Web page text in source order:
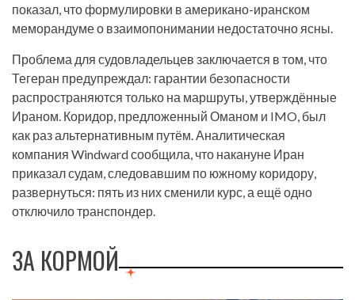
показал, что формулировки в американо-иранском
меморандуме о взаимопонимании недостаточно ясны.
Проблема для судовладельцев заключается в том, что
Тегеран предупреждал: гарантии безопасности
распространяются только на маршруты, утверждённые
Ираном. Коридор, предложенный Оманом и IMO, был
как раз альтернативным путём. Аналитическая
компания Windward сообщила, что накануне Иран
приказал судам, следовавшим по южному коридору,
развернуться: пять из них сменили курс, а ещё одно
отключило транспондер.
ЗА КОРМОЙ